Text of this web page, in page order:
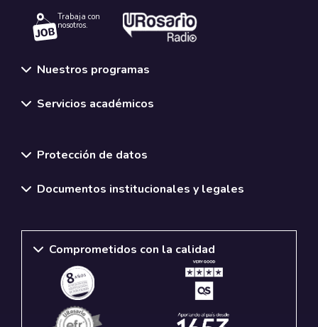
Trabaja con
nosotros.
Nuestros programas
Servicios académicos
Protección de datos
Documentos institucionales y legales
Comprometidos con la calidad